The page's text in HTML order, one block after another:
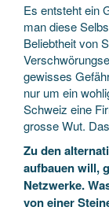
Es entsteht ein
man diese
Beliebtheit von
gewisses
nur um ein
Schweiz eine
grosse Wut.
Zu den
aufbauen will,
Netzwerke.
von einer